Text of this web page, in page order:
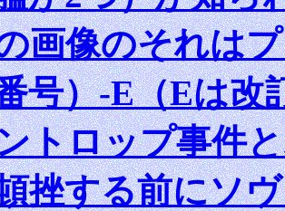
画像のそれは
号）-E（Eは改
トロップ事件
挫する前にソ